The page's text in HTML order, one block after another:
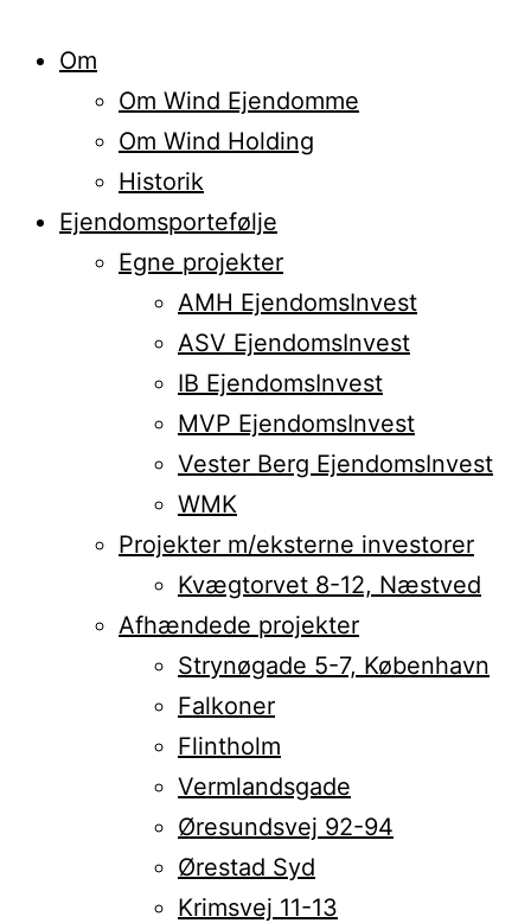
Om
Om Wind Ejendomme
Om Wind Holding
Historik
Ejendomsportefølje
Egne projekter
AMH EjendomsInvest
ASV EjendomsInvest
IB EjendomsInvest
MVP EjendomsInvest
Vester Berg EjendomsInvest
WMK
Projekter m/eksterne investorer
Kvægtorvet 8-12, Næstved
Afhændede projekter
Strynøgade 5-7, København
Falkoner
Flintholm
Vermlandsgade
Øresundsvej 92-94
Ørestad Syd
Krimsvej 11-13